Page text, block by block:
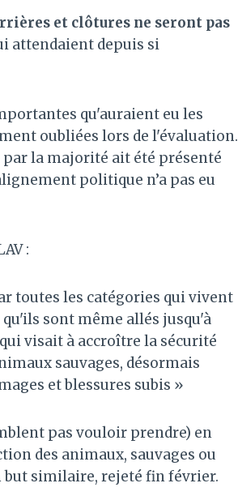
et clôtures ne seront pas
attendaient depuis si
qu'auraient eu les
oubliées lors de l'évaluation.
la majorité ait été présenté
politique n’a pas eu
:
toutes les catégories qui vivent
sont même allés jusqu'à
visait à accroître la sécurité
sauvages, désormais
et blessures subis »
pas vouloir prendre) en
des animaux, sauvages ou
but similaire, rejeté fin février.